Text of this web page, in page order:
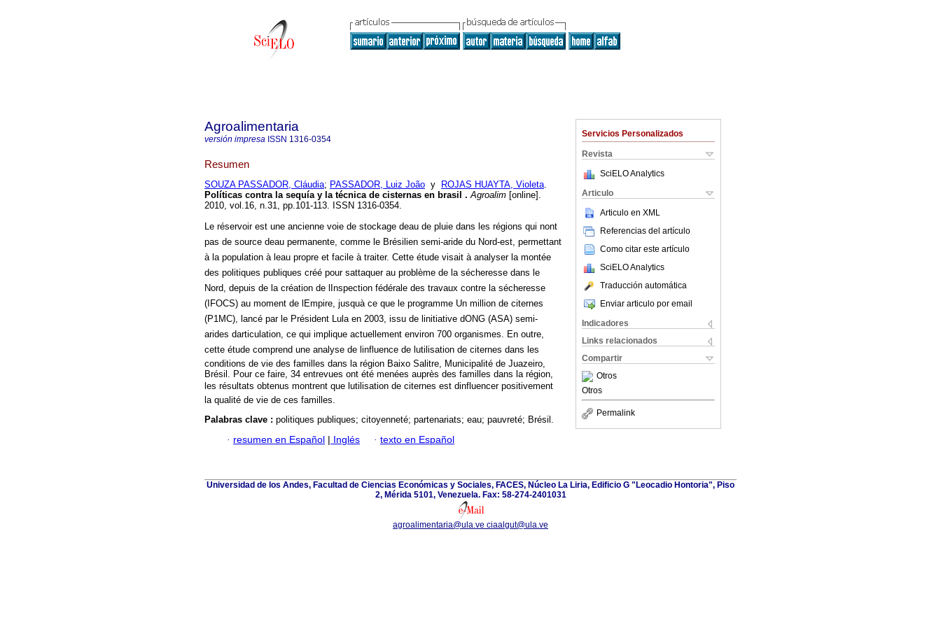
Servicios Personalizados
Revista
SciELO Analytics
Articulo
Articulo en XML
Referencias del artículo
Como citar este artículo
SciELO Analytics
Traducción automática
Enviar articulo por email
Indicadores
Links relacionados
Compartir
Otros
Otros
Permalink
Agroalimentaria
versión impresa ISSN 1316-0354
Resumen
SOUZA PASSADOR, Cláudia; PASSADOR, Luiz João y ROJAS HUAYTA, Violeta.
Políticas contra la sequía y la técnica de cisternas en brasil . Agroalim [online].
2010, vol.16, n.31, pp.101-113. ISSN 1316-0354.
Le réservoir est une ancienne voie de stockage deau de pluie dans les régions qui nont
pas de source deau permanente, comme le Brésilien semi-aride du Nord-est, permettant
à la population à leau propre et facile à traiter. Cette étude visait à analyser la montée
des politiques publiques créé pour sattaquer au problème de la sécheresse dans le
Nord, depuis de la création de lInspection fédérale des travaux contre la sécheresse
(IFOCS) au moment de lEmpire, jusquà ce que le programme Un million de citernes
(P1MC), lancé par le Président Lula en 2003, issu de linitiative dONG (ASA) semi-
arides darticulation, ce qui implique actuellement environ 700 organismes. En outre,
cette étude comprend une analyse de linfluence de lutilisation de citernes dans les
conditions de vie des familles dans la région Baixo Salitre, Municipalité de Juazeiro,
Brésil. Pour ce faire, 34 entrevues ont été menées auprès des familles dans la région,
les résultats obtenus montrent que lutilisation de citernes est dinfluencer positivement
la qualité de vie de ces familles.
Palabras clave : politiques publiques; citoyenneté; partenariats; eau; pauvreté; Brésil.
· resumen en Español | Inglés · texto en Español
Universidad de los Andes, Facultad de Ciencias Económicas y Sociales, FACES, Núcleo La Liria, Edificio G "Leocadio Hontoria", Piso
2, Mérida 5101, Venezuela. Fax: 58-274-2401031
agroalimentaria@ula.ve ciaalgut@ula.ve